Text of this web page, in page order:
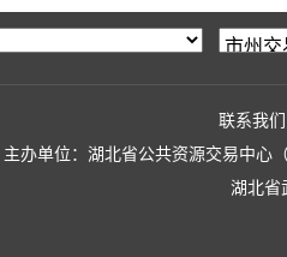
联系我们
主办单位：湖北省公共资源交易中心
湖北省